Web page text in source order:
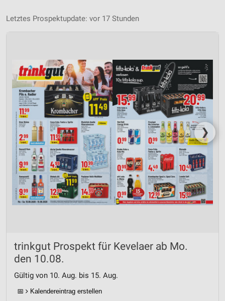
Letztes Prospektupdate: vor 17 Stunden
❯
trinkgut Prospekt für Kevelaer ab Mo.
den 10.08.
Gültig von 10. Aug. bis 15. Aug.
📅 Kalendereintrag erstellen